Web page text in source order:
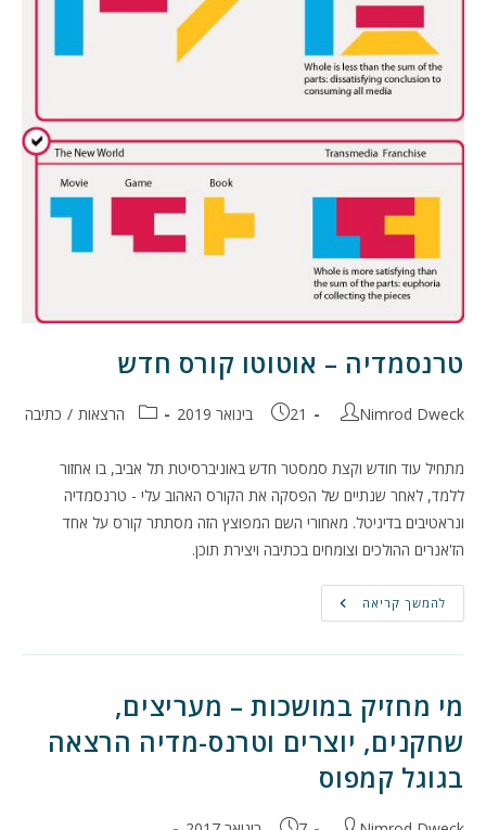
טרנסמדיה – אוטוטו קורס חדש
מחבר:
Nimrod Dweck פורסם:
21 בינואר 2019 קטגוריה:הרצאות / כתיבה
מתחיל עוד חודש וקצת סמסטר חדש באוניברסיטת תל אביב, בו אחזור
ללמד, לאחר שנתיים של הפסקה את הקורס האהוב עלי - טרנסמדיה
ונראטיבים בדיגיטל. מאחורי השם המפוצץ הזה מסתתר קורס על אחד
הז'אנרים ההולכים וצומחים בכתיבה ויצירת תוכן.
להמשך קריאה טרנסמדיה
–
מי מחזיק במושכות – מעריצים,
שחקנים, יוצרים וטרנס-מדיה הרצאה
בגוגל קמפוס